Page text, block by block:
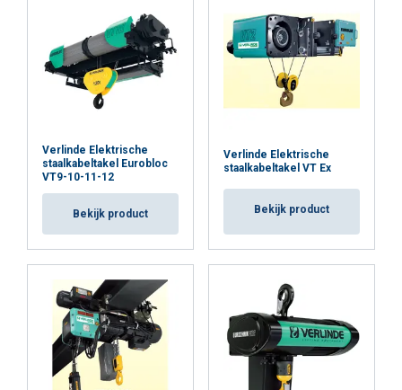
Verlinde Elektrische
staalkabeltakel Eurobloc
VT9-10-11-12
Bekijk product
Verlinde Elektrische
staalkabeltakel VT Ex
Bekijk product